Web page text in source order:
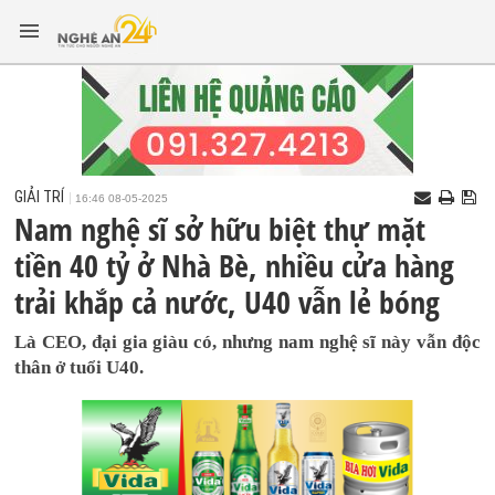
GIẢI TRÍ 16:46 08-05-2025
Nam nghệ sĩ sở hữu biệt thự mặt
tiền 40 tỷ ở Nhà Bè, nhiều cửa hàng
trải khắp cả nước, U40 vẫn lẻ bóng
Là CEO, đại gia giàu có, nhưng nam nghệ sĩ này vẫn độc
thân ở tuổi U40.